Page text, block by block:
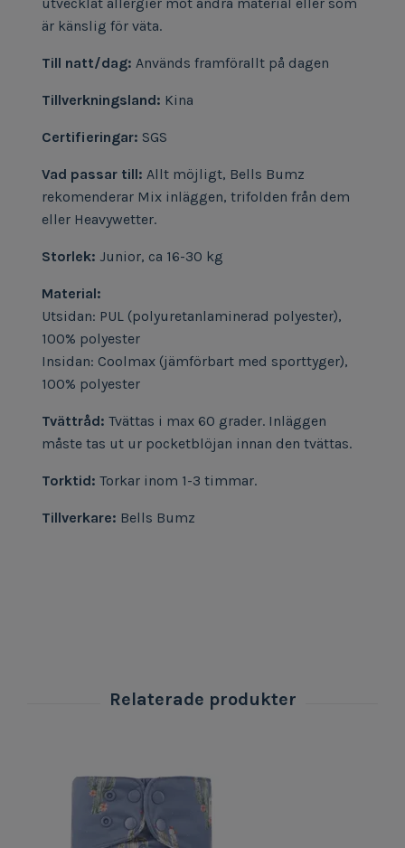
utvecklat allergier mot andra material eller som
är känslig för väta.
Till natt/dag: Används framförallt på dagen
Tillverkningsland: Kina
Certifieringar: SGS
Vad passar till: Allt möjligt, Bells Bumz
rekomenderar Mix inläggen, trifolden från dem
eller Heavywetter.
Storlek: Junior, ca 16-30 kg
Material:
Utsidan: PUL (polyuretanlaminerad polyester),
100% polyester
Insidan: Coolmax (jämförbart med sporttyger),
100% polyester
Tvättråd: Tvättas i max 60 grader. Inläggen
måste tas ut ur pocketblöjan innan den tvättas.
Torktid: Torkar inom 1-3 timmar.
Tillverkare: Bells Bumz